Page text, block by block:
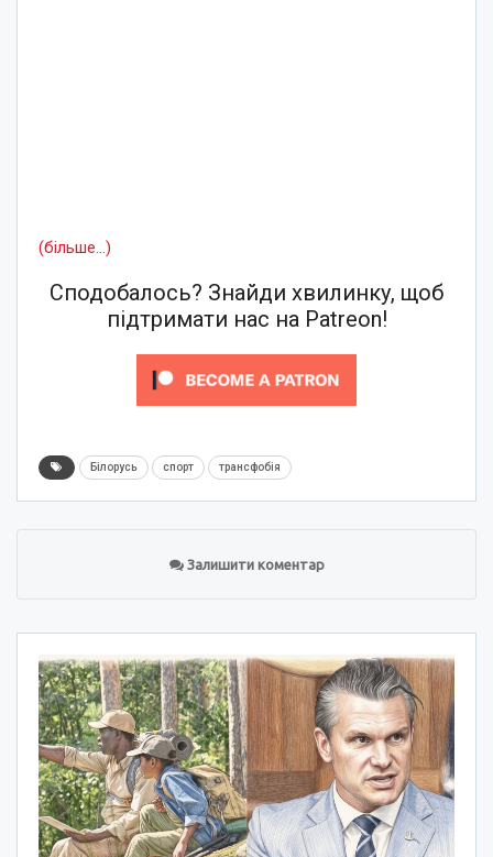
(більше…)
Сподобалось? Знайди хвилинку, щоб
підтримати нас на Patreon!
Білорусь спорт трансфобія
Залишити коментар